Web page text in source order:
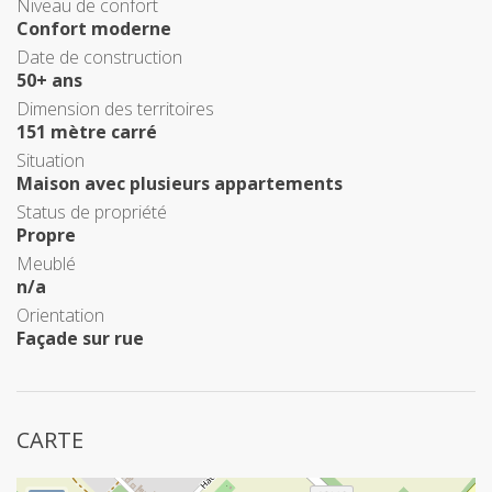
Niveau de confort
Confort moderne
Date de construction
50+ ans
Dimension des territoires
151 mètre carré
Situation
Maison avec plusieurs appartements
Status de propriété
Propre
Meublé
n/a
Orientation
Façade sur rue
CARTE